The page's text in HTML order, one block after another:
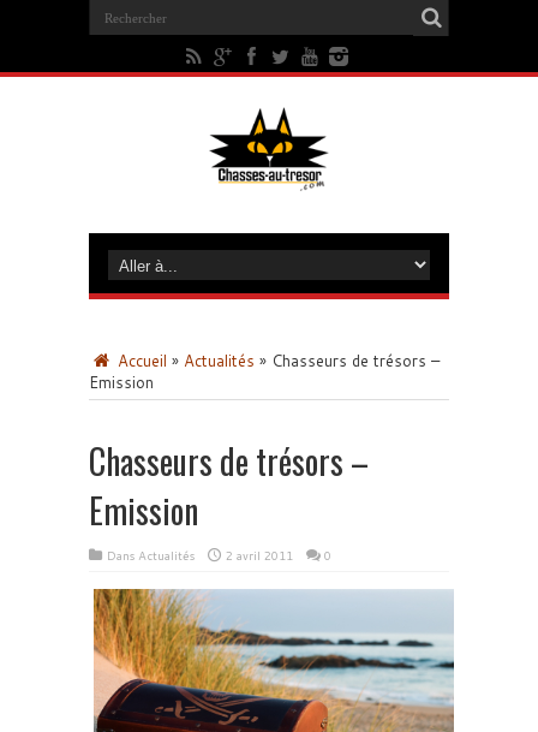
Accueil » Actualités » Chasseurs de trésors –
Emission
Chasseurs de trésors –
Emission
Dans Actualités 2 avril 2011 0